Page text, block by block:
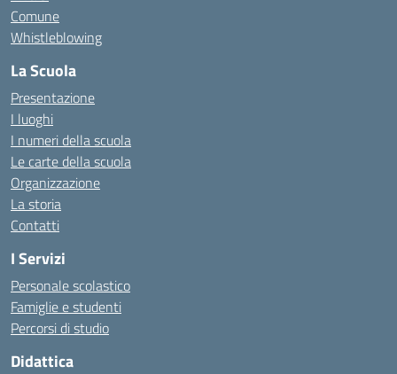
Comune
Whistleblowing
La Scuola
Presentazione
I luoghi
I numeri della scuola
Le carte della scuola
Organizzazione
La storia
Contatti
I Servizi
Personale scolastico
Famiglie e studenti
Percorsi di studio
Didattica